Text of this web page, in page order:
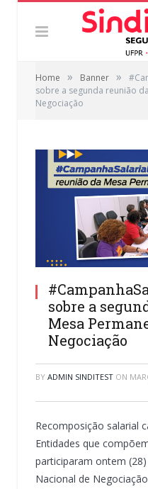
Home » Banner »
sobre a segunda reunião
Negociação
sobre a
Mesa
Negociação
BY ADMIN SINDITEST ON
Recomposição salarial
Entidades que
participaram ontem
Nacional de